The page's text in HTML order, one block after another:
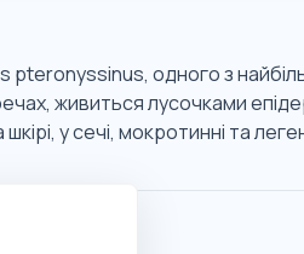
одного з
живиться лусочками
у сечі, мокротинні та